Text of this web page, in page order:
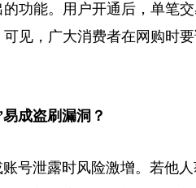
功能。用户开通后，单笔
见，广大消费者在网购时
成盗刷漏洞？
泄露时风险激增。若他人